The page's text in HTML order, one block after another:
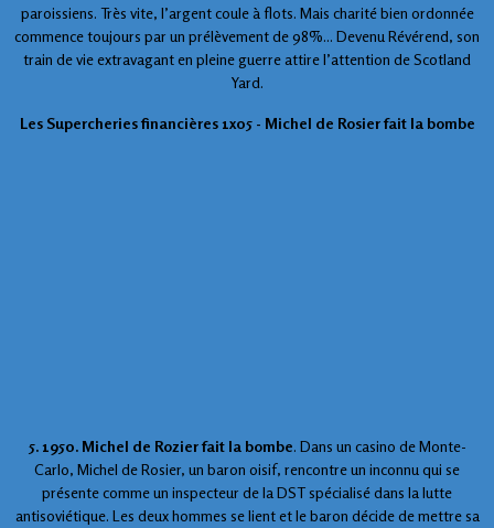
paroissiens. Très vite, l’argent coule à flots. Mais charité bien ordonnée
commence toujours par un prélèvement de 98%... Devenu Révérend, son
train de vie extravagant en pleine guerre attire l’attention de Scotland
Yard.
Les Supercheries financières 1x05 - Michel de Rosier fait la bombe
5. 1950. Michel de Rozier fait la bombe. Dans un casino de Monte-
Carlo, Michel de Rosier, un baron oisif, rencontre un inconnu qui se
présente comme un inspecteur de la DST spécialisé dans la lutte
antisoviétique. Les deux hommes se lient et le baron décide de mettre sa